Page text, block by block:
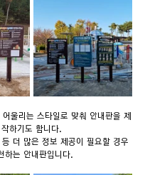
울리는 스타일로 맞춰 안내판을 제
작하기도 합니다.
더 많은 정보 제공이 필요할 경우
하는 안내판입니다.